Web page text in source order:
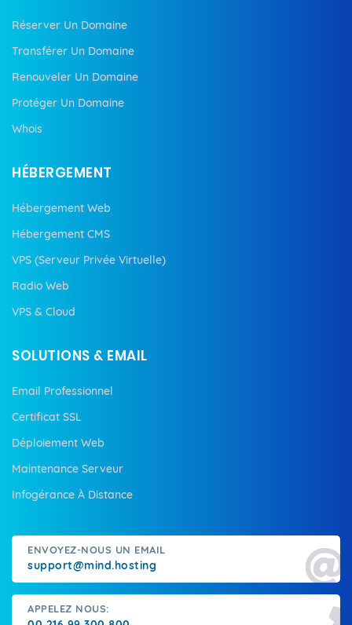
Réserver Un Domaine
Transférer Un Domaine
Renouveler Un Domaine
Protéger Un Domaine
Whois
HÉBERGEMENT
Hébergement Web
Hébergement CMS
VPS (Serveur Privée Virtuelle)
Radio Web
VPS & Cloud
SOLUTIONS & EMAIL
Email Professionnel
Certificat SSL
Déploiement Web
Maintenance Serveur
Infogérance À Distance
ENVOYEZ-NOUS UN EMAIL
support@mind.hosting
APPELEZ NOUS: